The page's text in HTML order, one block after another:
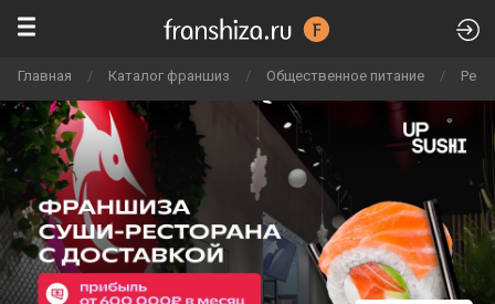
Главная / Каталог франшиз / Общественное питание /